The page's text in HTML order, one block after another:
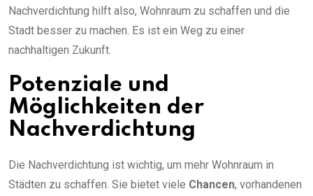
Nachverdichtung hilft also, Wohnraum zu schaffen und die
Stadt besser zu machen. Es ist ein Weg zu einer
nachhaltigen Zukunft.
Potenziale und
Möglichkeiten der
Nachverdichtung
Die Nachverdichtung ist wichtig, um mehr Wohnraum in
Städten zu schaffen. Sie bietet viele Chancen, vorhandenen